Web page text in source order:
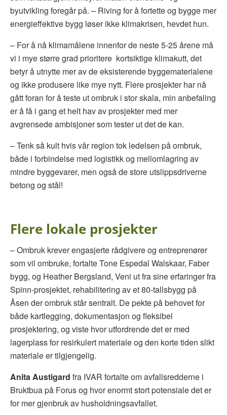
byutvikling foregår på. – Riving for å fortette og bygge mer
energieffektive bygg løser ikke klimakrisen, hevdet hun.
– For å nå klimamålene innenfor de neste 5-25 årene må
vi i mye større grad prioritere kortsiktige klimakutt, det
betyr å utnytte mer av de eksisterende byggematerialene
og ikke produsere like mye nytt. Flere prosjekter har nå
gått foran for å teste ut ombruk i stor skala, min anbefaling
er å få i gang et helt hav av prosjekter med mer
avgrensede ambisjoner som tester ut det de kan.
– Tenk så kult hvis vår region tok ledelsen på ombruk,
både i forbindelse med logistikk og mellomlagring av
mindre byggevarer, men også de store utslippsdriverne
betong og stål!
Flere lokale prosjekter
– Ombruk krever engasjerte rådgivere og entreprenører
som vil ombruke, fortalte Tone Espedal Walskaar, Faber
bygg, og Heather Bergsland, Veni ut fra sine erfaringer fra
Spinn-prosjektet, rehabilitering av et 80-tallsbygg på
Åsen der ombruk står sentralt. De pekte på behovet for
både kartlegging, dokumentasjon og fleksibel
prosjektering, og viste hvor utfordrende det er med
lagerplass for resirkulert materiale og den korte tiden slikt
materiale er tilgjengelig.
Anita Austigard fra IVAR fortalte om avfallsredderne i
Bruktbua på Forus og hvor enormt stort potensiale det er
for mer gjenbruk av husholdningsavfallet.